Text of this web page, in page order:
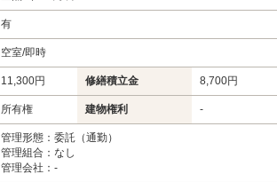
有
空室/即時
11,300円 修繕積立金 8,700円
所有権 建物権利 -
管理形態：委託（通勤）
管理組合：なし
管理会社：-